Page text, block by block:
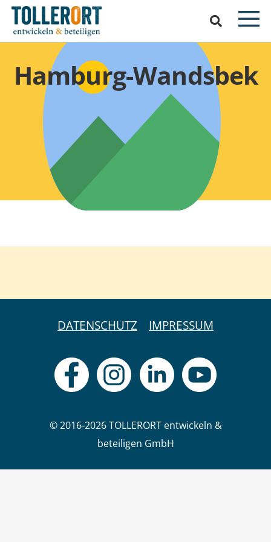
Hamburg-Wandsbek
DATENSCHUTZ IMPRESSUM
© 2016-2026 TOLLERORT entwickeln &
beteiligen GmbH